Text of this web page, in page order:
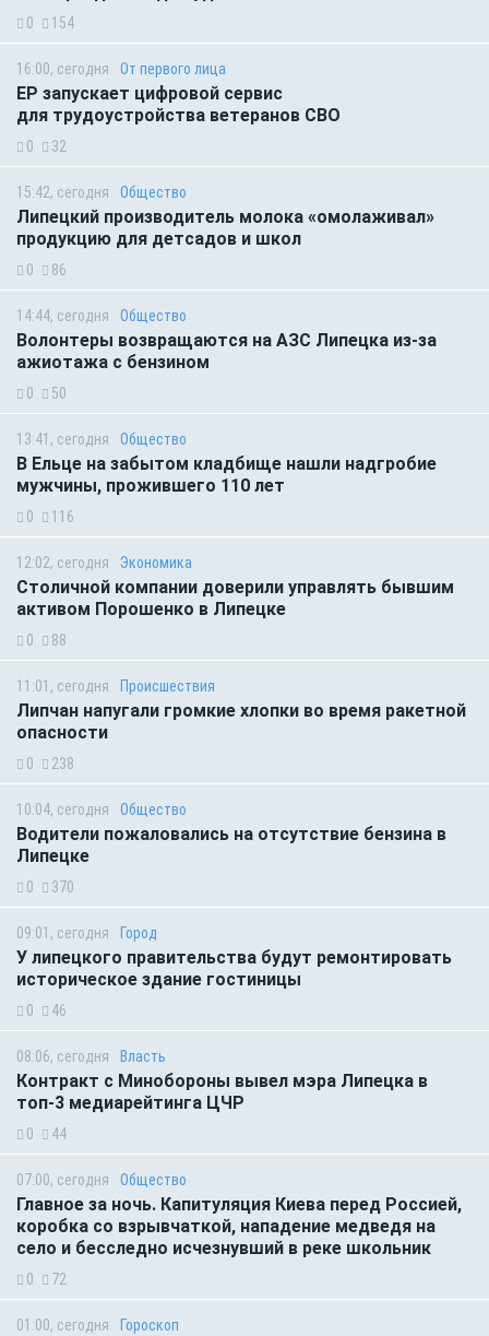
0 154
16:00, сегодня От первого лица
ЕР запускает цифровой сервис
для трудоустройства ветеранов СВО
0 32
15:42, сегодня Общество
Липецкий производитель молока «омолаживал»
продукцию для детсадов и школ
0 86
14:44, сегодня Общество
Волонтеры возвращаются на АЗС Липецка из-за
ажиотажа с бензином
0 50
13:41, сегодня Общество
В Ельце на забытом кладбище нашли надгробие
мужчины, прожившего 110 лет
0 116
12:02, сегодня Экономика
Столичной компании доверили управлять бывшим
активом Порошенко в Липецке
0 88
11:01, сегодня Происшествия
Липчан напугали громкие хлопки во время ракетной
опасности
0 238
10:04, сегодня Общество
Водители пожаловались на отсутствие бензина в
Липецке
0 370
09:01, сегодня Город
У липецкого правительства будут ремонтировать
историческое здание гостиницы
0 46
08:06, сегодня Власть
Контракт с Минобороны вывел мэра Липецка в
топ-3 медиарейтинга ЦЧР
0 44
07:00, сегодня Общество
Главное за ночь. Капитуляция Киева перед Россией,
коробка со взрывчаткой, нападение медведя на
село и бесследно исчезнувший в реке школьник
0 72
01:00, сегодня Гороскоп